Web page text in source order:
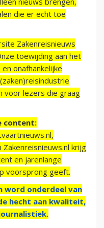
die er echt toe
Zakenreisnieuws
toewijding aan het
onafhankelijke
voor lezers die graag
content:
krijg
en jarenlange
voorsprong geeft.
word onderdeel van
hecht aan kwaliteit,